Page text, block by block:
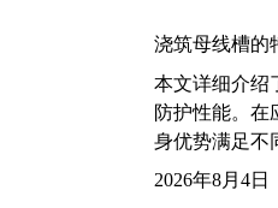
浇筑母线槽的
本文详细介绍
防护性能。在
身优势满足不
2026年8月4日